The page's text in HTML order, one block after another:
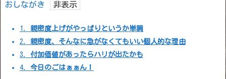
おしながき
1.
親密度上げがやっぱりというか単調
2.
親密度、そんなに急がなくてもいい個人的な理由
3.
付加価値があったらハリが出たかも
4.
今日のごはぁぁん！